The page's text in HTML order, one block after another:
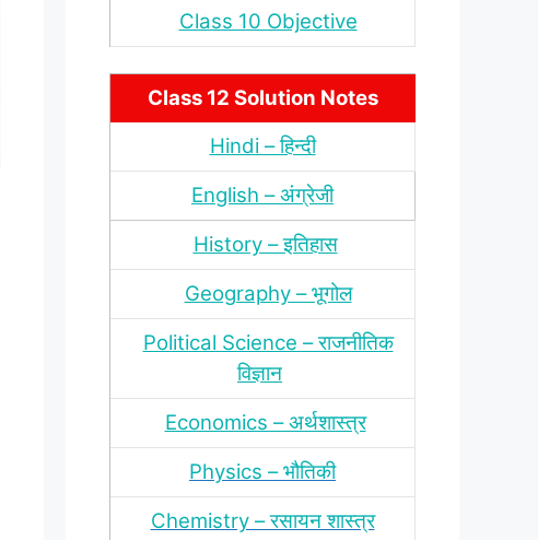
Class 10 Objective
Class 12 Solution Notes
Hindi – हिन्‍दी
English – अंग्रेजी
History – इतिहास
Geography – भूगोल
Political Science – राजनीतिक
विज्ञान
Economics – अर्थशास्‍त्र
Physics – भौतिकी
Chemistry – रसायन शास्‍त्र